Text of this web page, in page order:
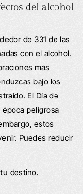
del alcohol
de 331 de las
con el alcohol.
más
bajo los
El Día de
época peligrosa
estos
Puedes reducir
destino.